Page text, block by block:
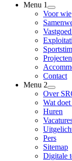
Menu 1
Voor wie
Projecten
Contact
Menu 2
Over
Wat
Huren
Pers
Sitemap
Digitale